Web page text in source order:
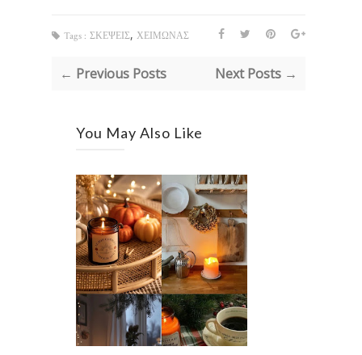
Tags : ΣΚΕΨΕΙΣ, ΧΕΙΜΩΝΑΣ
← Previous Posts Next Posts →
You May Also Like